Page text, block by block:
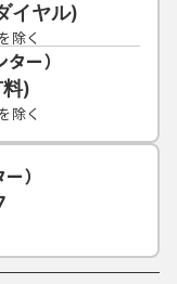
イヤル)
除く
ー）
)
除く
）